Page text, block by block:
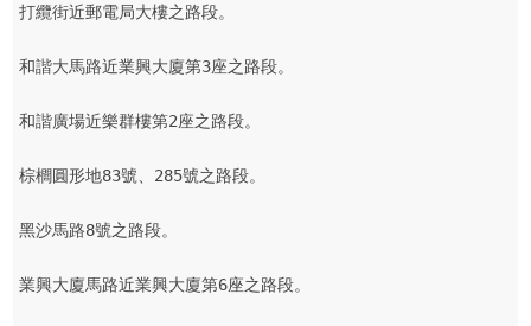
打纜街近郵電局大樓之路段。
和諧大馬路近業興大廈第3座之路段。
和諧廣場近樂群樓第2座之路段。
棕櫚圓形地83號、285號之路段。
黑沙馬路8號之路段。
業興大廈馬路近業興大廈第6座之路段。